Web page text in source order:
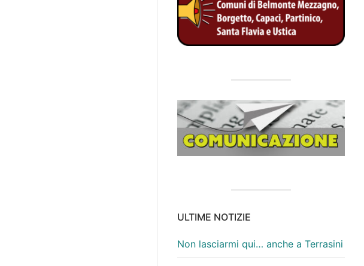
ULTIME NOTIZIE
Non lasciarmi qui… anche a Terrasini